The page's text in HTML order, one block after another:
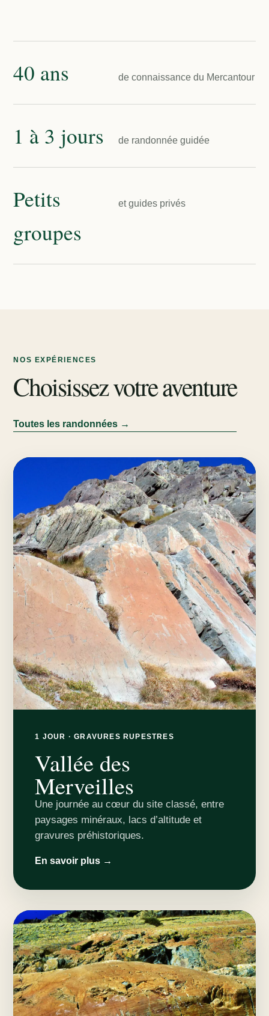
40 ans de connaissance du Mercantour
1 à 3 jours de randonnée guidée
Petits
groupes
et guides privés
NOS EXPÉRIENCES
Choisissez votre aventure
Toutes les randonnées →
1 JOUR · GRAVURES RUPESTRES
Vallée des
Merveilles
Une journée au cœur du site classé, entre
paysages minéraux, lacs d’altitude et
gravures préhistoriques.
En savoir plus →